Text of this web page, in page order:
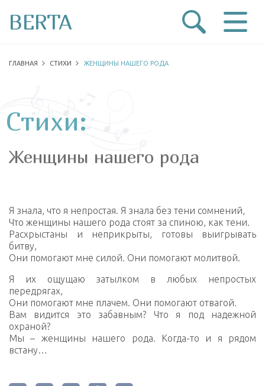
BERTA
ГЛАВНАЯ СТИХИ ЖЕНЩИНЫ НАШЕГО РОДА
Стихи:
Женщины нашего рода
Я знала, что я непростая. Я знала без тени сомнений,
Что женщины нашего рода стоят за спиною, как тени.
Расхрыстаны и неприкрыты, готовы выигрывать
битву,
Они помогают мне силой. Они помогают молитвой.
Я их ощущаю затылком в любых непростых
передрягах,
Они помогают мне плачем. Они помогают отвагой.
Вам видится это забавным? Что я под надежной
охраной?
Мы – женщины нашего рода. Когда-то и я рядом
встану…